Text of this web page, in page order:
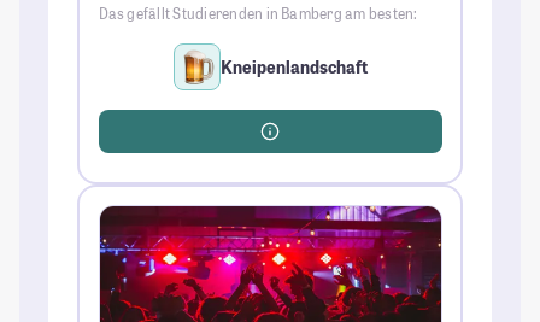
Das gefällt Studierenden in Bamberg am besten:
Kneipenlandschaft